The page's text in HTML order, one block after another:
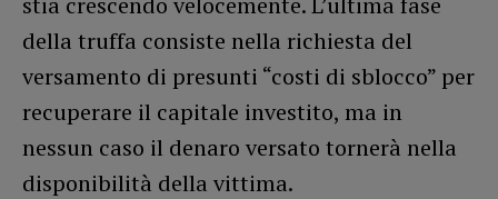
della truffa consiste nella richiesta del
versamento di presunti “costi di sblocco” per
recuperare il capitale investito, ma in
nessun caso il denaro versato tornerà nella
disponibilità della vittima.